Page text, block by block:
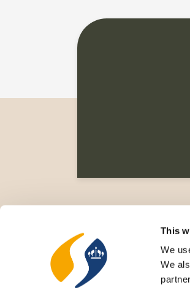
This
We
We
Veelgestelde vragen
Leveringsvoorwaarden
Privacy Statement
Retourneren